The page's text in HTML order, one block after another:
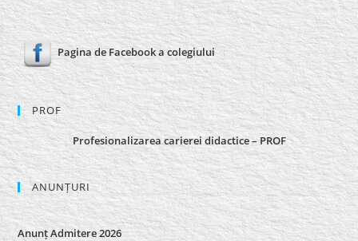
Pagina de Facebook a colegiului
PROF
Profesionalizarea carierei didactice – PROF
ANUNȚURI
Anunț Admitere 2026